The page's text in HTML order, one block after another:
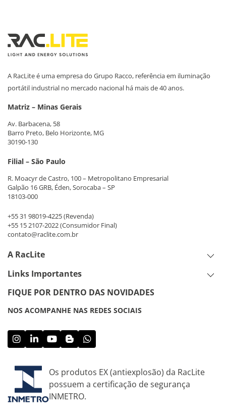
A RacLite é uma empresa do Grupo Racco, referência em iluminação
portátil industrial no mercado nacional há mais de 40 anos.
Matriz – Minas Gerais
Av. Barbacena, 58
Barro Preto, Belo Horizonte, MG
30190-130
Filial – São Paulo
R. Moacyr de Castro, 100 – Metropolitano Empresarial
Galpão 16 GRB, Éden, Sorocaba – SP
18103-000
+55 31 98019-4225(Revenda)
+55 15 2107-2022(Consumidor Final)
contato@raclite.com.br
A RacLite
Links Importantes
FIQUE POR DENTRO DAS NOVIDADES
NOS ACOMPANHE NAS REDES SOCIAIS
Os produtos EX (antiexplosão) da RacLite
possuem a certificação de segurança
INMETRO.